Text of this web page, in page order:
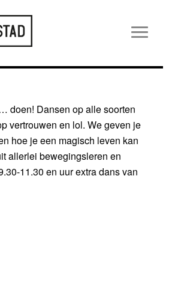
doen! Dansen op alle soorten
vertrouwen en lol. We geven je
hoe je een magisch leven kan
allerlei bewegingsleren en
11.30 en uur extra dans van